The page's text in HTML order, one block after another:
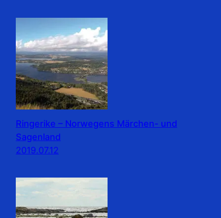
Ringerike – Norwegens Märchen- und
Sagenland
2019.07.12